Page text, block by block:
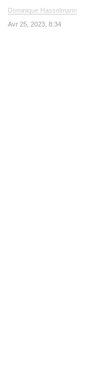
Dominique Hasselmann
Avr 25, 2023, 8:34